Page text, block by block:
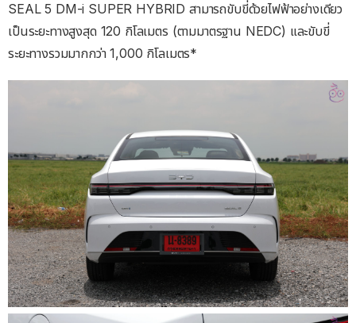
SEAL 5 DM-i SUPER HYBRID สามารถขับขี่ด้วยไฟฟ้าอย่างเดียว
เป็นระยะทางสูงสุด 120 กิโลเมตร (ตามมาตรฐาน NEDC) และขับขี่
ระยะทางรวมมากกว่า 1,000 กิโลเมตร*